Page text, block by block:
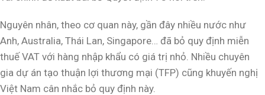
Nguyên nhân, theo cơ quan này, gần đây nhiều nước như
Anh, Australia, Thái Lan, Singapore… đã bỏ quy định miễn
thuế VAT với hàng nhập khẩu có giá trị nhỏ. Nhiều chuyên
gia dự án tạo thuận lợi thương mại (TFP) cũng khuyến nghị
Việt Nam cân nhắc bỏ quy định này.